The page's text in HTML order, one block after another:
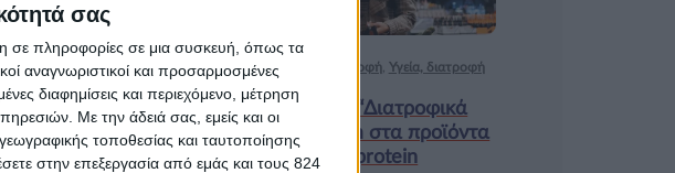
σας
σε πληροφορίες σε μια συσκευή, όπως τα
αναγνωριστικοί και προσαρμοσμένες
διαφημίσεις και περιεχόμενο, μέτρηση
Με την άδειά σας, εμείς και οι
τοποθεσίας και ταυτοποίησης
στην επεξεργασία από εμάς και τους 824
Ισορροπημένη διατροφή, Υγεία, διατροφή
& lifestyle
Κεφάλαιο “Διατροφικά
trends”: zoοm στα προϊόντα
high protein